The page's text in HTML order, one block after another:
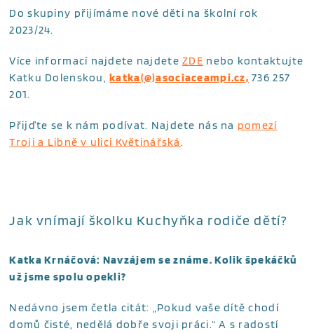
Do skupiny přijímáme nové děti na školní rok
2023/24.
Více informací najdete najdeteZDE nebo kontaktujte
Katku Dolenskou,katka(@)asociaceampi.cz, 736 257
201.
Přijďte se k nám podívat. Najdete nás na pomezí
Troji a Libně v ulici Květinářská .
Jak vnímají školku Kuchyňka rodiče dětí?
Katka Krnáčová: Navzájem se známe. Kolik špekáčků
už jsme spolu opekli?
Nedávno jsem četla citát: „Pokud vaše dítě chodí
domů čisté, nedělá dobře svoji práci.“ A s radostí